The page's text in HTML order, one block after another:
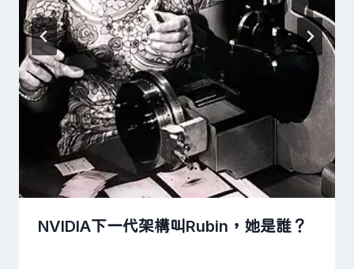
NVIDIA下一代架構叫Rubin，她是誰？